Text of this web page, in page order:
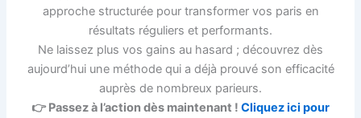
approche structurée pour transformer vos paris en
résultats réguliers et performants.
Ne laissez plus vos gains au hasard ; découvrez dès
aujourd’hui une méthode qui a déjà prouvé son efficacité
auprès de nombreux parieurs.
👉 Passez à l’action dès maintenant ! Cliquez ici pour